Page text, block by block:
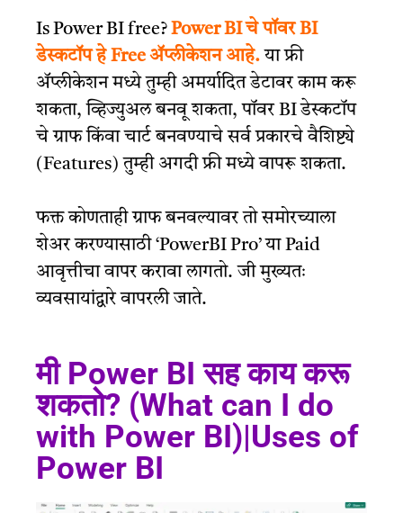
Is Power BI free? Power BI चे पॉवर BI
डेस्कटॉप हे Free ॲप्लीकेशन आहे. या फ्री
ॲप्लीकेशन मध्ये तुम्ही अमर्यादित डेटावर काम करू
शकता, व्हिज्युअल बनवू शकता, पॉवर BI डेस्कटॉप
चे ग्राफ किंवा चार्ट बनवण्याचे सर्व प्रकारचे वैशिष्ट्ये
(Features) तुम्ही अगदी फ्री मध्ये वापरू शकता.
फक्त कोणताही ग्राफ बनवल्यावर तो समोरच्याला
शेअर करण्यासाठी ‘PowerBI Pro’ या Paid
आवृत्तीचा वापर करावा लागतो. जी मुख्यतः
व्यवसायांद्वारे वापरली जाते.
मी Power BI सह काय करू
शकतो? (What can I do
with Power BI)|Uses of
Power BI